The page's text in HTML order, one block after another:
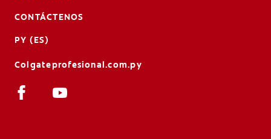
CONTÁCTENOS
PY (ES)
Colgateprofesional.com.py